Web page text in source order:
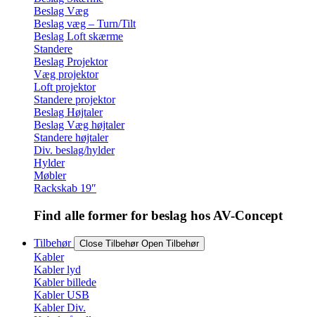
Beslag Væg
Beslag væg – Turn/Tilt
Beslag Loft skærme
Standere
Beslag Projektor
Væg projektor
Loft projektor
Standere projektor
Beslag Højtaler
Beslag Væg højtaler
Standere højtaler
Div. beslag/hylder
Hylder
Møbler
Rackskab 19″
Find alle former for beslag hos AV-Concept
Tilbehør Close Tilbehør Open Tilbehør
Kabler
Kabler lyd
Kabler billede
Kabler USB
Kabler Div.